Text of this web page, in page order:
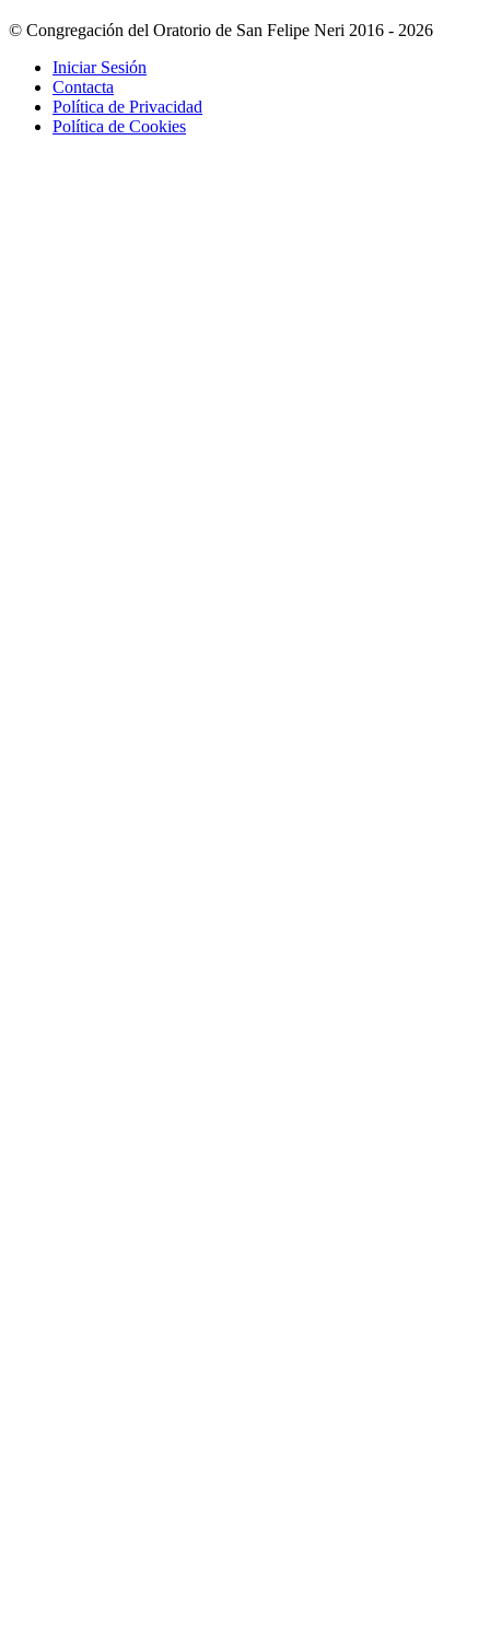
© Congregación del Oratorio de San Felipe Neri 2016 - 2026
Iniciar Sesión
Contacta
Política de Privacidad
Política de Cookies